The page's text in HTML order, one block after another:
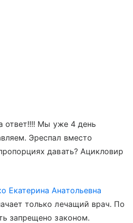
ответ!!!! Мы уже 4 день
Эреспал вместо
давать? Ацикловир
Екатерина Анатольевна
только лечащий врач. По
запрещено законом.